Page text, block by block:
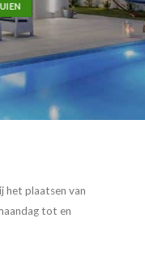
het plaatsen van
tot en